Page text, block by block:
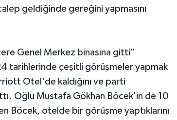
geldiğinde gereğini yapmasını
Genel Merkez binasına gitti"
tarihlerinde çeşitli görüşmeler yapmak
Otel'de kaldığını ve parti
Oğlu Mustafa Gökhan Böcek'in de 10
otelde bir görüşme yaptıklarını